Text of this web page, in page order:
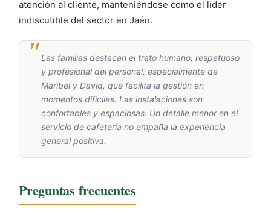
atención al cliente, manteniéndose como el líder
indiscutible del sector en Jaén.
Las familias destacan el trato humano, respetuoso
y profesional del personal, especialmente de
Maribel y David, que facilita la gestión en
momentos difíciles. Las instalaciones son
confortables y espaciosas. Un detalle menor en el
servicio de cafetería no empaña la experiencia
general positiva.
Preguntas frecuentes